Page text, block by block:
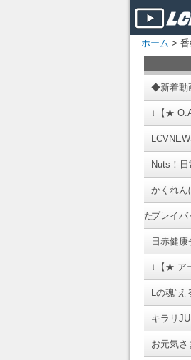
ホーム > 番
◆新着動
↓【★
Nuts！
かくれ
たプレイバ
日赤健
↓【★ ア
Lの魂”え
キラリ
お元気さ